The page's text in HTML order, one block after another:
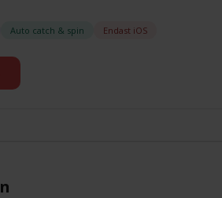
Auto catch & spin Endast iOS